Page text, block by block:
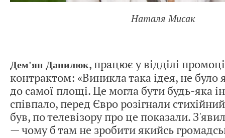
Наталя Мисак
Дем'ян Данилюк, працює у відділі
контрактом: «Виникла така ідея, не було
до самої площі. Це могла бути будь-яка
співпало, перед Євро розігнали
був, по телевізору про це показали.
— чому б там не зробити якийсь